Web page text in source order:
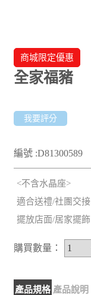
商城限定優惠
全家福豬
我要評分
編號 :D81300589
<不含水晶座>
適合送禮/社團交接
擺放店面/居家擺飾
購買數量：
產品規格 產品說明